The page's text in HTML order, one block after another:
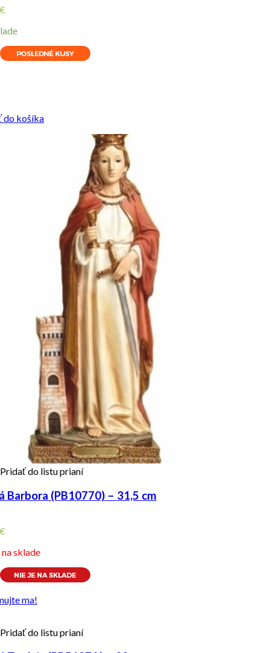
€
do košíka
Pridať do listu prianí
Barbora (PB10770) – 31,5 cm
€
sklade
ma!
Pridať do listu prianí